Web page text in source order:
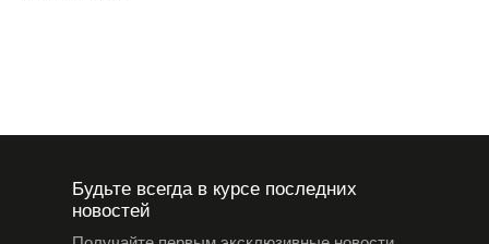
Будьте всегда в курсе последних
новостей